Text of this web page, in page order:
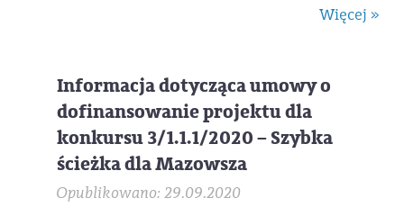
Więcej »
Informacja dotycząca umowy o
dofinansowanie projektu dla
konkursu 3/1.1.1/2020 – Szybka
ścieżka dla Mazowsza
Opublikowano: 29.09.2020